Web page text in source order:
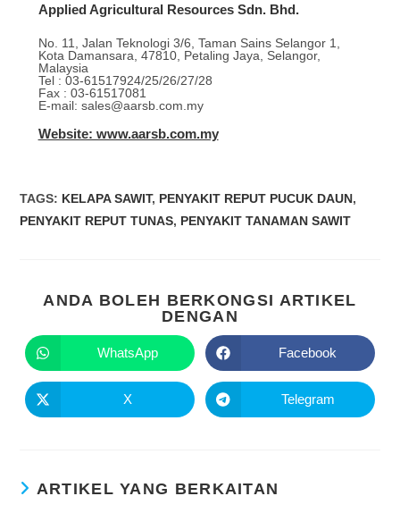
Applied Agricultural Resources Sdn. Bhd.
No. 11, Jalan Teknologi 3/6, Taman Sains Selangor 1,
Kota Damansara, 47810, Petaling Jaya, Selangor,
Malaysia
Tel : 03-61517924/25/26/27/28
Fax : 03-61517081
E-mail: sales@aarsb.com.my
Website: www.aarsb.com.my
TAGS: KELAPA SAWIT, PENYAKIT REPUT PUCUK DAUN,
PENYAKIT REPUT TUNAS, PENYAKIT TANAMAN SAWIT
ANDA BOLEH BERKONGSI ARTIKEL
DENGAN
WhatsApp Facebook
X Telegram
ARTIKEL YANG BERKAITAN